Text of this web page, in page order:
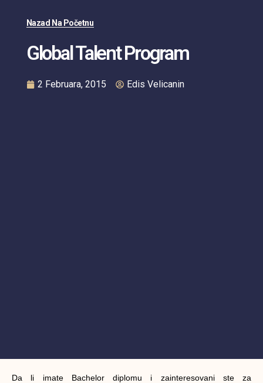
Nazad Na Početnu
Global Talent Program
2 Februara, 2015 Edis Velicanin
Da li imate Bachelor diplomu i zainteresovani ste za